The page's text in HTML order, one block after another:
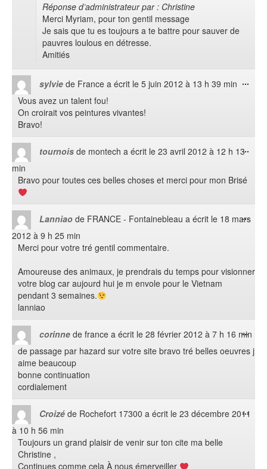
Réponse d’administrateur par : Christine
Merci Myriam, pour ton gentil message
Je sais que tu es toujours a te battre pour sauver de
pauvres loulous en détresse.
Amitiés
sylvie de France a écrit le 5 juin 2012 à 13 h 39 min
Vous avez un talent fou!
On croirait vos peintures vivantes!
Bravo!
...
tournois de montech a écrit le 23 avril 2012 à 12 h 13
min
Bravo pour toutes ces belles choses et merci pour mon Brisé
...
Lanniao de FRANCE - Fontainebleau a écrit le 18 mars
2012 à 9 h 25 min
Merci pour votre tré gentil commentaire.
Amoureuse des animaux, je prendrais du temps pour visionner
votre blog car aujourd hui je m envole pour le Vietnam
pendant 3 semaines.
lanniao
...
corinne de france a écrit le 28 février 2012 à 7 h 16 min
de passage par hazard sur votre site bravo tré belles oeuvres j
aime beaucoup
bonne continuation
cordialement
...
Croizé de Rochefort 17300 a écrit le 23 décembre 2011
à 10 h 56 min
Toujours un grand plaisir de venir sur ton cite ma belle
Christine ,
Continues comme cela À nous émerveiller
...